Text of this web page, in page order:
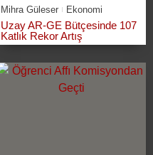
Mihra Güleser Ekonomi
Uzay AR-GE Bütçesinde 107
Katlık Rekor Artış